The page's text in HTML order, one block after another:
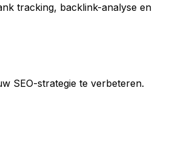
tracking, backlink-analyse en
SEO-strategie te verbeteren.